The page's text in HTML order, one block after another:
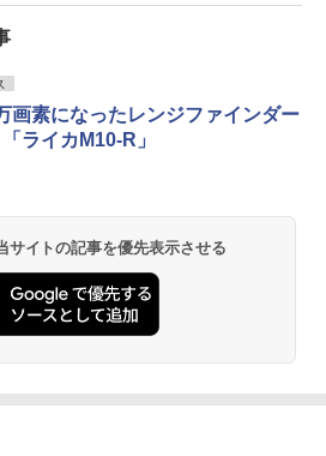
画素になったレンジファインダー
ライカM10-R」
サイトの記事を優先表示させる